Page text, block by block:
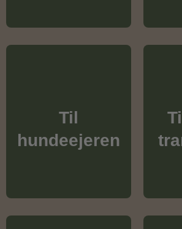
Til
hundeejeren